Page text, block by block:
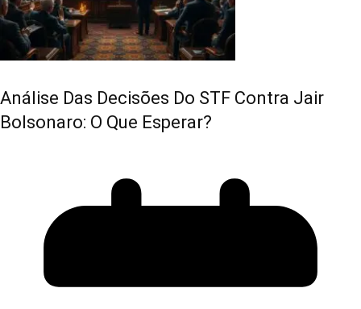
Análise Das Decisões Do STF Contra Jair
Bolsonaro: O Que Esperar?